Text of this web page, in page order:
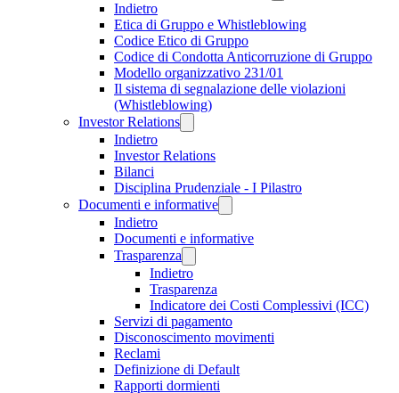
Indietro
Etica di Gruppo e Whistleblowing
Codice Etico di Gruppo
Codice di Condotta Anticorruzione di Gruppo
Modello organizzativo 231/01
Il sistema di segnalazione delle violazioni
(Whistleblowing)
Investor Relations
Indietro
Investor Relations
Bilanci
Disciplina Prudenziale - I Pilastro
Documenti e informative
Indietro
Documenti e informative
Trasparenza
Indietro
Trasparenza
Indicatore dei Costi Complessivi (ICC)
Servizi di pagamento
Disconoscimento movimenti
Reclami
Definizione di Default
Rapporti dormienti